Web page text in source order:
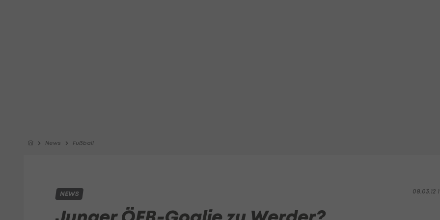
News Fußball
08.03.12
NEWS